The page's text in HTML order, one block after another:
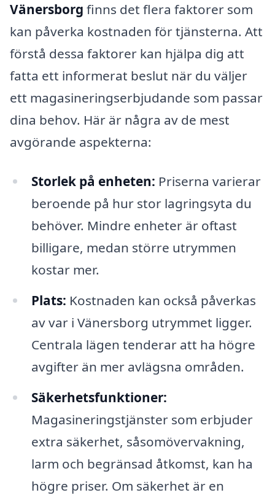
Vänersborg finns det flera faktorer som
kan påverka kostnaden för tjänsterna. Att
förstå dessa faktorer kan hjälpa dig att
fatta ett informerat beslut när du väljer
ett magasineringserbjudande som passar
dina behov. Här är några av de mest
avgörande aspekterna:
Storlek på enheten: Priserna varierar
beroende på hur stor lagringsyta du
behöver. Mindre enheter är oftast
billigare, medan större utrymmen
kostar mer.
Plats: Kostnaden kan också påverkas
av var i Vänersborg utrymmet ligger.
Centrala lägen tenderar att ha högre
avgifter än mer avlägsna områden.
Säkerhetsfunktioner:
Magasineringstjänster som erbjuder
extra säkerhet, såsomövervakning,
larm och begränsad åtkomst, kan ha
högre priser. Om säkerhet är en